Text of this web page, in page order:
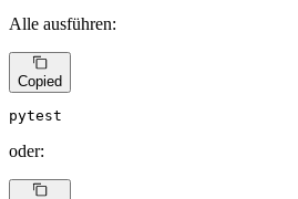
Alle ausführen:
Copied
pytest
oder: